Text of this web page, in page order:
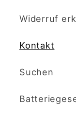
Widerruf
Kontakt
Suchen